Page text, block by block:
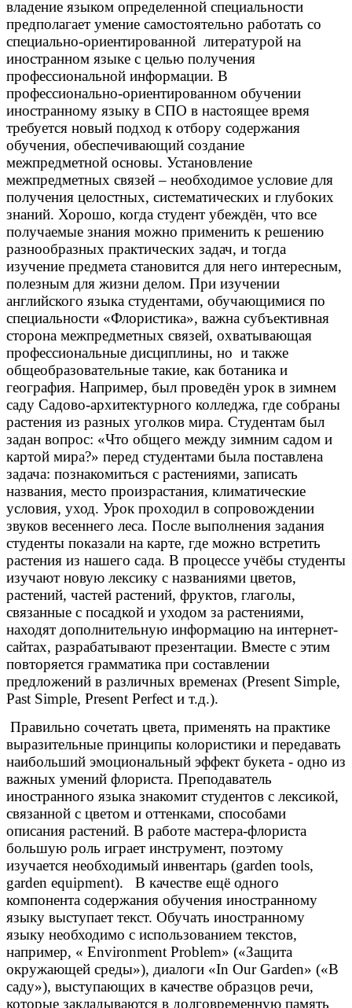
владение языком определенной специальности
предполагает умение самостоятельно работать со
специально-ориентированной литературой на
иностранном языке с целью получения
профессиональной информации. В
профессионально-ориентированном обучении
иностранному языку в СПО в настоящее время
требуется новый подход к отбору содержания
обучения, обеспечивающий создание
межпредметной основы. Установление
межпредметных связей – необходимое условие для
получения целостных, систематических и глубоких
знаний. Хорошо, когда студент убеждён, что все
получаемые знания можно применить к решению
разнообразных практических задач, и тогда
изучение предмета становится для него интересным,
полезным для жизни делом. При изучении
английского языка студентами, обучающимися по
специальности «Флористика», важна субъективная
сторона межпредметных связей, охватывающая
профессиональные дисциплины, но и также
общеобразовательные такие, как ботаника и
география. Например, был проведён урок в зимнем
саду Садово-архитектурного колледжа, где собраны
растения из разных уголков мира. Студентам был
задан вопрос: «Что общего между зимним садом и
картой мира?» перед студентами была поставлена
задача: познакомиться с растениями, записать
названия, место произрастания, климатические
условия, уход. Урок проходил в сопровождении
звуков весеннего леса. После выполнения задания
студенты показали на карте, где можно встретить
растения из нашего сада. В процессе учёбы студенты
изучают новую лексику с названиями цветов,
растений, частей растений, фруктов, глаголы,
связанные с посадкой и уходом за растениями,
находят дополнительную информацию на интернет-
сайтах, разрабатывают презентации. Вместе с этим
повторяется грамматика при составлении
предложений в различных временах (Present Simple,
Past Simple, Present Perfect и т.д.).
Правильно сочетать цвета, применять на практике
выразительные принципы колористики и передавать
наибольший эмоциональный эффект букета - одно из
важных умений флориста. Преподаватель
иностранного языка знакомит студентов с лексикой,
связанной с цветом и оттенками, способами
описания растений. В работе мастера-флориста
большую роль играет инструмент, поэтому
изучается необходимый инвентарь (garden tools,
garden equipment). В качестве ещё одного
компонента содержания обучения иностранному
языку выступает текст. Обучать иностранному
языку необходимо с использованием текстов,
например, « Environment Problem» («Защита
окружающей среды»), диалоги «In Our Garden» («В
саду»), выступающих в качестве образцов речи,
которые закладываются в долговременную память